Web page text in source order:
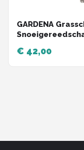
GARDENA
€ 42,00